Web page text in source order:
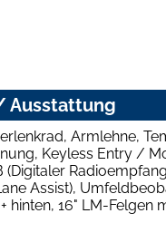
Ausstattung
Armlehne,
Keyless Entry /
(Digitaler
Assist),
hinten, 16" LM-